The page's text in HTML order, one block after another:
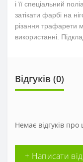
і її спеціальний
затікати фарбі на
різання трафарети
використанні.
Відгуків (0)
Немає відгуків
+ Написати